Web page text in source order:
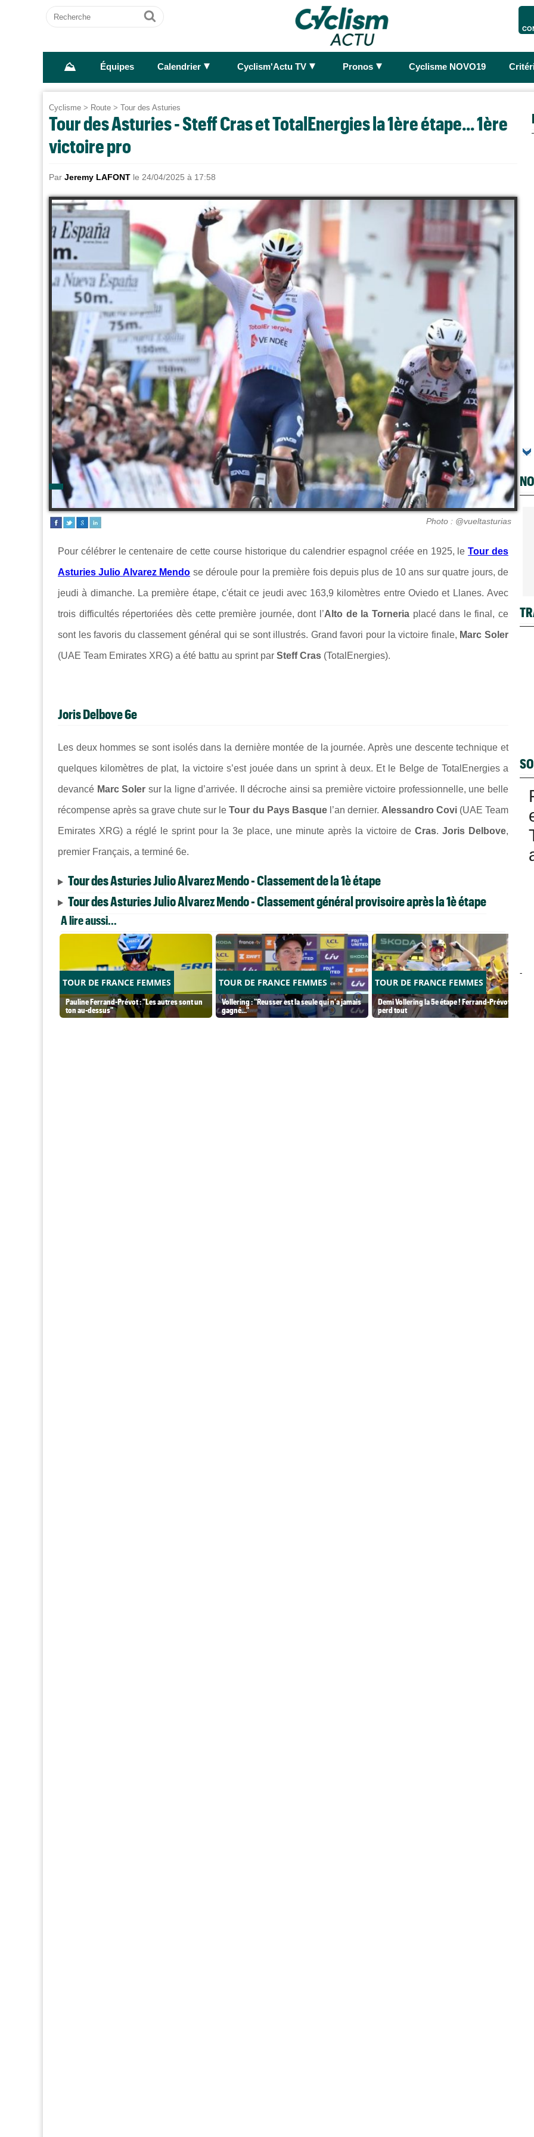
Recherche
Ok
⛰ Équipes Calendrier ► Cyclism'Actu TV ► Pronos ► Cyclisme NOVO19
Cyclisme > Route > Tour des Asturies
Tour des Asturies - Steff Cras et TotalEnergies la 1ère étape... 1ère
victoire pro
Par Jeremy LAFONT le 24/04/2025 à 17:58
Photo : @vueltasturias
Pour célébrer le centenaire de cette course historique du calendrier espagnol créée en 1925, leTour des
Asturies Julio Alvarez Mendo se déroule pour la première fois depuis plus de 10 ans sur quatre jours, de
jeudi à dimanche. La première étape, c'était ce jeudi avec 163,9 kilomètres entre Oviedo et Llanes. Avec
trois difficultés répertoriées dès cette première journée, dont l’Alto de la Torneriaplacé dans le final, ce
sont les favoris du classement général qui se sont illustrés. Grand favori pour la victoire finale, Marc Soler
(UAE Team Emirates XRG) a été battu au sprint par Steff Cras (TotalEnergies).
Joris Delbove 6e
Les deux hommes se sont isolés dans la dernière montée de la journée. Après une descente technique et
quelques kilomètres de plat, la victoire s’est jouée dans un sprint à deux. Et le Belge de TotalEnergies a
devancé Marc Soler sur la ligne d’arrivée. Il décroche ainsi sa première victoire professionnelle, une belle
récompense après sa grave chute sur leTour du Pays Basquel’an dernier. Alessandro Covi(UAE Team
Emirates XRG) a réglé le sprint pour la 3e place, une minute après la victoire de Cras. Joris Delbove,
premier Français, a terminé 6e.
Tour des Asturies Julio Alvarez Mendo - Classement de la 1è étape
Tour des Asturies Julio Alvarez Mendo - Classement général provisoire après la 1è étape
A lire aussi...
TOUR DE FRANCE FEMMES
Pauline Ferrand-Prévot : "Les autres sont un
ton au-dessus"
TOUR DE FRANCE FEMMES
Vollering : "Reusser est la seule qui n'a jamais
gagné..."
TOUR DE FRANCE FEMMES
Demi Vollering la 5e étape ! Ferrand-Prévot
perd tout
-